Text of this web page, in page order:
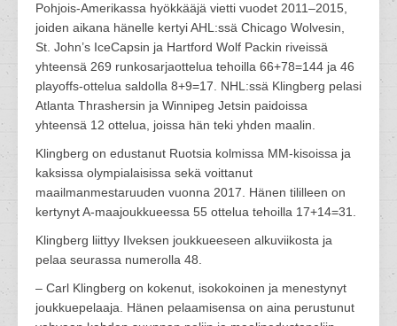
Pohjois-Amerikassa hyökkääjä vietti vuodet 2011–2015,
joiden aikana hänelle kertyi AHL:ssä Chicago Wolvesin,
St. John’s IceCapsin ja Hartford Wolf Packin riveissä
yhteensä 269 runkosarjaottelua tehoilla 66+78=144 ja 46
playoffs-ottelua saldolla 8+9=17. NHL:ssä Klingberg pelasi
Atlanta Thrashersin ja Winnipeg Jetsin paidoissa
yhteensä 12 ottelua, joissa hän teki yhden maalin.
Klingberg on edustanut Ruotsia kolmissa MM-kisoissa ja
kaksissa olympialaisissa sekä voittanut
maailmanmestaruuden vuonna 2017. Hänen tililleen on
kertynyt A-maajoukkueessa 55 ottelua tehoilla 17+14=31.
Klingberg liittyy Ilveksen joukkueeseen alkuviikosta ja
pelaa seurassa numerolla 48.
– Carl Klingberg on kokenut, isokokoinen ja menestynyt
joukkuepelaaja. Hänen pelaamisensa on aina perustunut